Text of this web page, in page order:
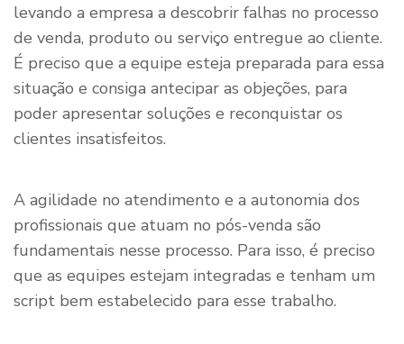
levando a empresa a descobrir falhas no processo
de venda, produto ou serviço entregue ao cliente.
É preciso que a equipe esteja preparada para essa
situação e consiga antecipar as objeções, para
poder apresentar soluções e reconquistar os
clientes insatisfeitos.
A agilidade no atendimento e a autonomia dos
profissionais que atuam no pós-venda são
fundamentais nesse processo. Para isso, é preciso
que as equipes estejam integradas e tenham um
script bem estabelecido para esse trabalho.